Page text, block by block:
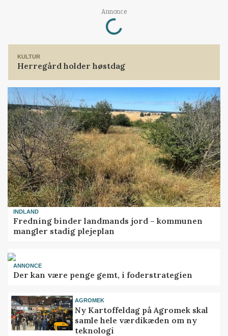
Annonce
Loading...
KULTUR
Herregård holder høstdag
INDLAND
Fredning binder landmands jord – kommunen
mangler stadig plejeplan
ANNONCE
Der kan være penge gemt, i foderstrategien
AGROMEK
Ny Kartoffeldag på Agromek skal
samle hele værdikæden om ny
teknologi